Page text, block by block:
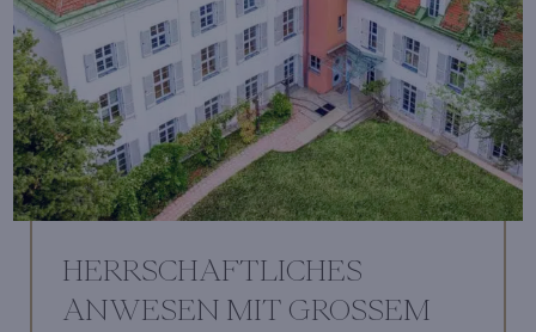
HERRSCHAFTLICHES
ANWESEN MIT GROSSEM